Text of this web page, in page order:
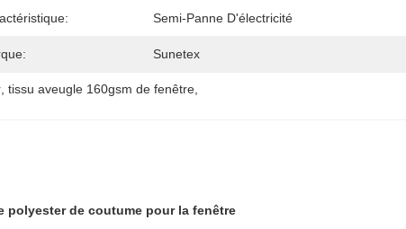
Semi-Panne D'électricité
Sunetex
, tissu aveugle 160gsm de fenêtre
polyester de coutume pour la fenêtre